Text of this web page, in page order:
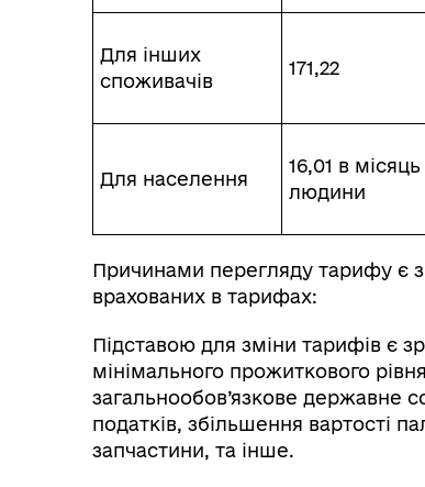
Для інших
споживачів
171,22
Для населення
16,01 в місяць
людини
Причинами перегляду тарифу є
врахованих в тарифах:
Підставою для зміни тарифів є
мінімального прожиткового
загальнообов’язкове державне
податків, збільшення вартості
запчастини, та інше.